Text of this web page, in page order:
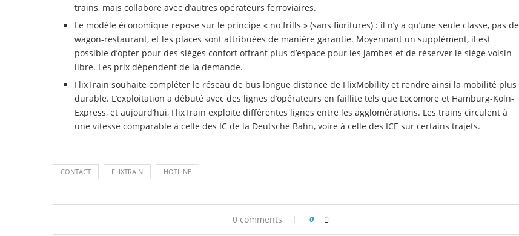
trains, mais collabore avec d’autres opérateurs ferroviaires.
Le modèle économique repose sur le principe « no frills » (sans fioritures) : il n’y a qu’une seule classe, pas de
wagon-restaurant, et les places sont attribuées de manière garantie. Moyennant un supplément, il est
possible d’opter pour des sièges confort offrant plus d’espace pour les jambes et de réserver le siège voisin
libre. Les prix dépendent de la demande.
FlixTrain souhaite compléter le réseau de bus longue distance de FlixMobility et rendre ainsi la mobilité plus
durable. L’exploitation a débuté avec des lignes d’opérateurs en faillite tels que Locomore et Hamburg-Köln-
Express, et aujourd’hui, FlixTrain exploite différentes lignes entre les agglomérations. Les trains circulent à
une vitesse comparable à celle des IC de la Deutsche Bahn, voire à celle des ICE sur certains trajets.
CONTACT FLIXTRAIN HOTLINE
0 comments 0